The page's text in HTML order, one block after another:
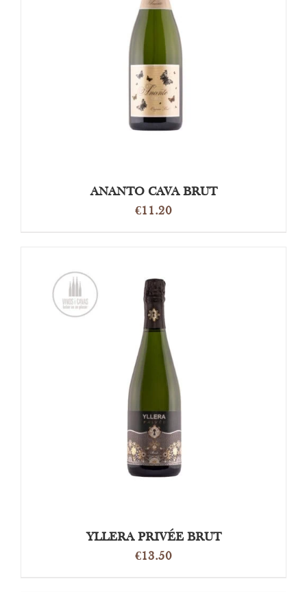
TOEVOEGEN AAN WINKELWAGEN
ANANTO CAVA BRUT
€11.20
TOEVOEGEN AAN WINKELWAGEN
YLLERA PRIVÉE BRUT
€13.50